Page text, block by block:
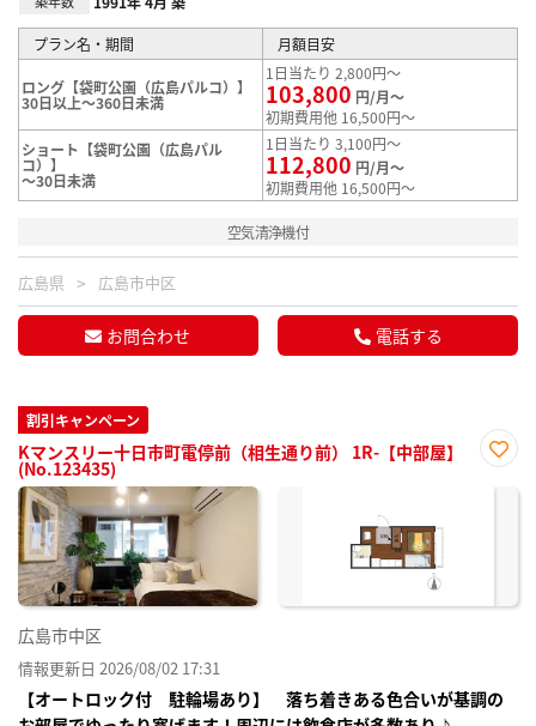
プラン名・期間 月額目安
ロング【袋町公園（広島パルコ）】
30日以上～360日未満
1日当たり 2,800円～
103,800 円/月～
初期費用他 16,500円～
ショート【袋町公園（広島パル
コ）】
～30日未満
1日当たり 3,100円～
112,800 円/月～
初期費用他 16,500円～
空気清浄機付
広島県 広島市中区
お問合わせ 電話する
割引キャンペーン
Kマンスリー十日市町電停前（相生通り前） 1R-【中部屋】
(No.123435)
に入
広島市中区
情報更新日 2026/08/02 17:31
【オートロック付 駐輪場あり】 落ち着きある色合いが基調の